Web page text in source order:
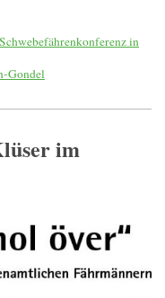
in
Gondel
im